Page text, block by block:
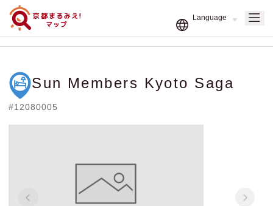
Sun Members Kyoto Saga
#12080005